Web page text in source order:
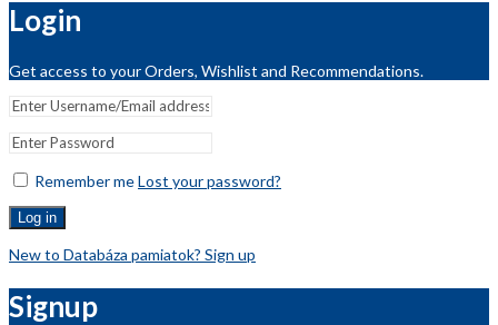
Login
Get access to your Orders, Wishlist and Recommendations.
Remember meLost your password?
Log in
New to Databáza pamiatok? Sign up
Signup